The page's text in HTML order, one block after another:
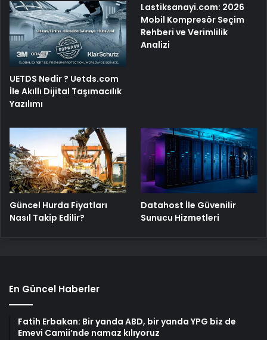
UETDS Nedir ? Uetds.com
İle Akıllı Dijital Taşımacılık
Yazılımı
Lastiksanayi.com: 2026
Mobil Kompresör Seçim
Rehberi ve Verimlilik
Analizi
Güncel Hurda Fiyatları
Nasıl Takip Edilir?
Datahost İle Güvenilir
Sunucu Hizmetleri
En Güncel Haberler
Fatih Erbakan: Bir yanda ABD, bir yanda YPG biz de
Emevi Camii’nde namaz kılıyoruz